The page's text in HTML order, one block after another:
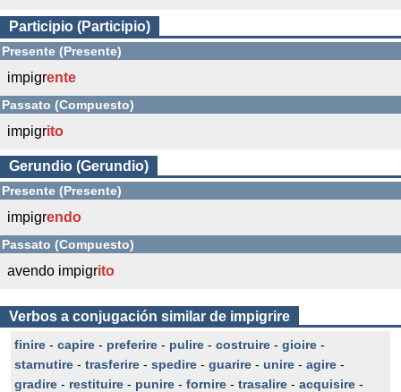
Participio (Participio)
Presente (Presente)
impigrente
Passato (Compuesto)
impigrito
Gerundio (Gerundio)
Presente (Presente)
impigrendo
Passato (Compuesto)
avendo impigrito
Verbos a conjugación similar de impigrire
finire - capire - preferire - pulire - costruire - gioire -
starnutire - trasferire - spedire - guarire - unire - agire -
gradire - restituire - punire - fornire - trasalire - acquisire -